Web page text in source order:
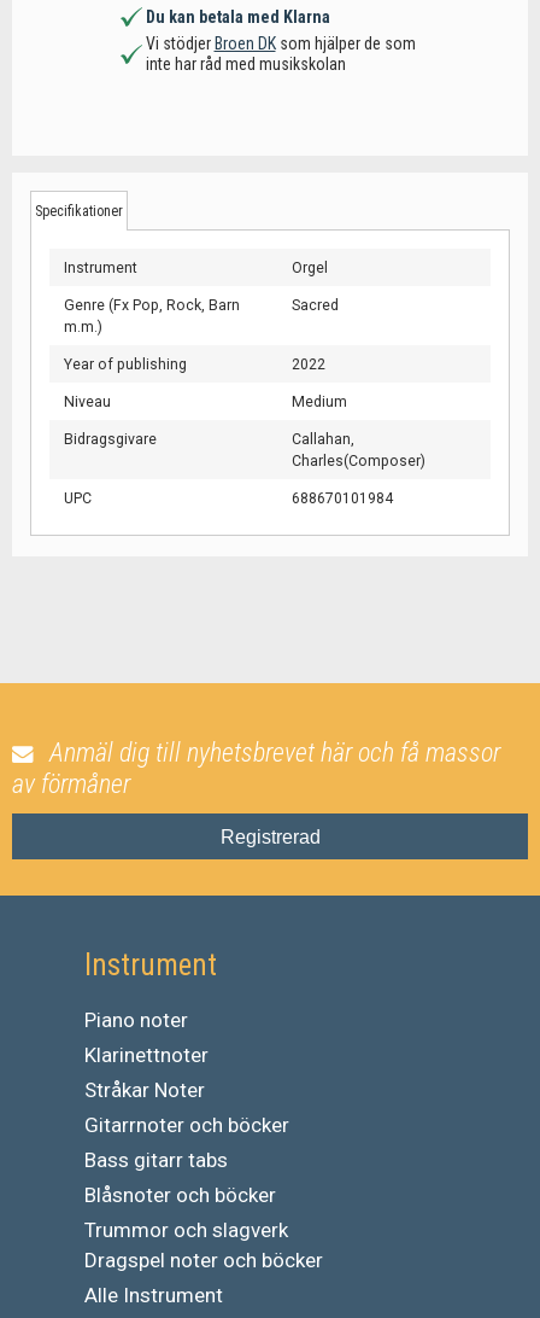
Du kan betala med Klarna
Vi stödjerBroen DKsom hjälper de som
inte har råd med musikskolan
Specifikationer
Instrument Orgel
Genre (Fx Pop, Rock, Barn
m.m.)
Sacred
Year of publishing 2022
Niveau Medium
Bidragsgivare
Callahan,
Charles(Composer)
UPC 688670101984
Anmäl dig till nyhetsbrevet här och få massor
av förmåner
Registrerad
Instrument
Piano noter
Klarinettnoter
Stråkar Noter
Gitarrnoter och böcker
Bass gitarr tabs
Blåsnoter och böcker
Trummor och slagverk
Dragspel noter och böcker
Alle Instrument